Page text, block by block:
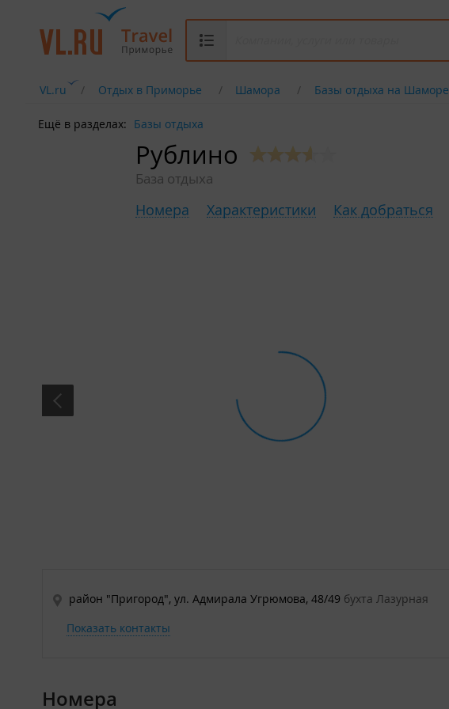
VL.ru Отдых в Приморье Шамора Базы отдыха на Шаморе
Ещё в разделах: Базы отдыха
Рублино
База отдыха
Номера Характеристики Как добраться
район "Пригород", ул. Адмирала Угрюмова, 48/49 бухта Лазурная
Показать контакты
Номера